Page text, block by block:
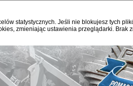
statystycznych. Jeśli nie blokujesz tych
zmieniając ustawienia przeglądarki. Brak